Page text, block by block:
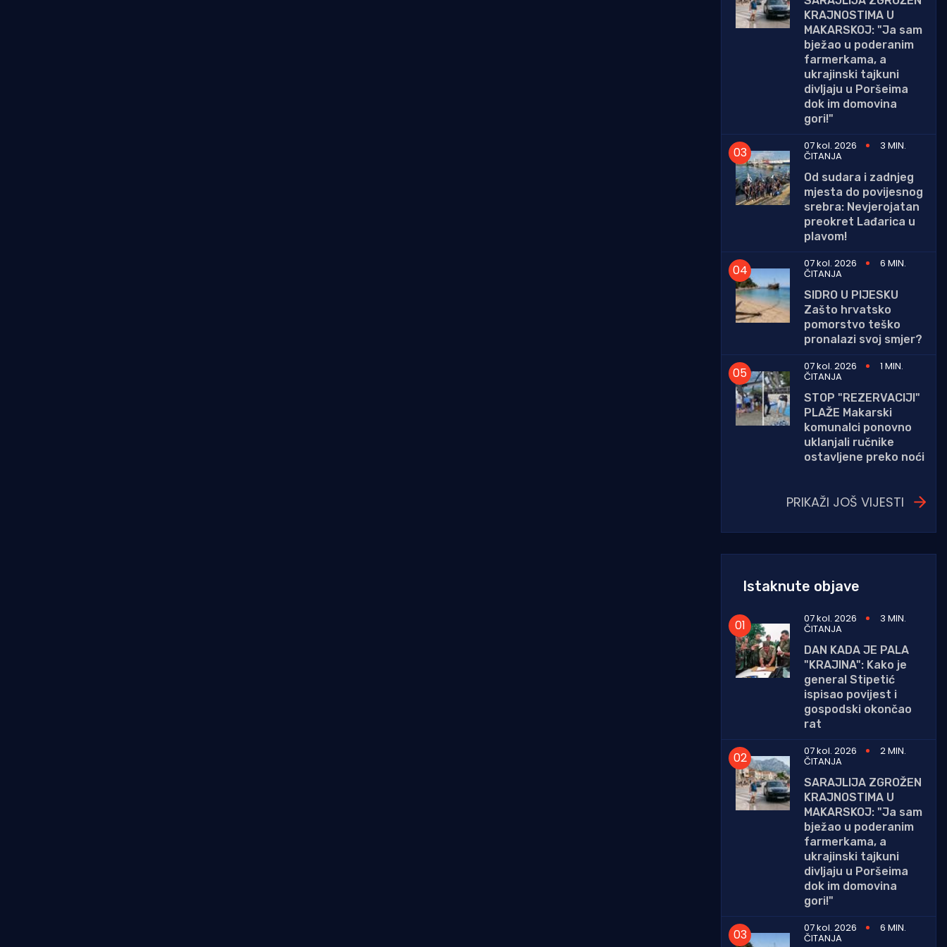
KRAJNOSTIMA U
MAKARSKOJ: "Ja sam
bježao u poderanim
farmerkama, a
ukrajinski tajkuni
divljaju u Poršeima
dok im domovina
gori!"
07 kol. 2026
3 MIN.
ČITANJA
Od sudara i zadnjeg
mjesta do povijesnog
srebra: Nevjerojatan
preokret Lađarica u
plavom!
07 kol. 2026
6 MIN.
ČITANJA
SIDRO U PIJESKU
Zašto hrvatsko
pomorstvo teško
pronalazi svoj smjer?
07 kol. 2026
1 MIN.
ČITANJA
STOP "REZERVACIJI"
PLAŽE Makarski
komunalci ponovno
uklanjali ručnike
ostavljene preko noći
PRIKAŽI JOŠ VIJESTI
Istaknute objave
07 kol. 2026 3 MIN.
ČITANJA
DAN KADA JE PALA
"KRAJINA": Kako je
general Stipetić
ispisao povijest i
gospodski okončao
rat
07 kol. 2026
2 MIN.
ČITANJA
SARAJLIJA ZGROŽEN
KRAJNOSTIMA U
MAKARSKOJ: "Ja sam
bježao u poderanim
farmerkama, a
ukrajinski tajkuni
divljaju u Poršeima
dok im domovina
gori!"
07 kol. 2026
6 MIN.
ČITANJA